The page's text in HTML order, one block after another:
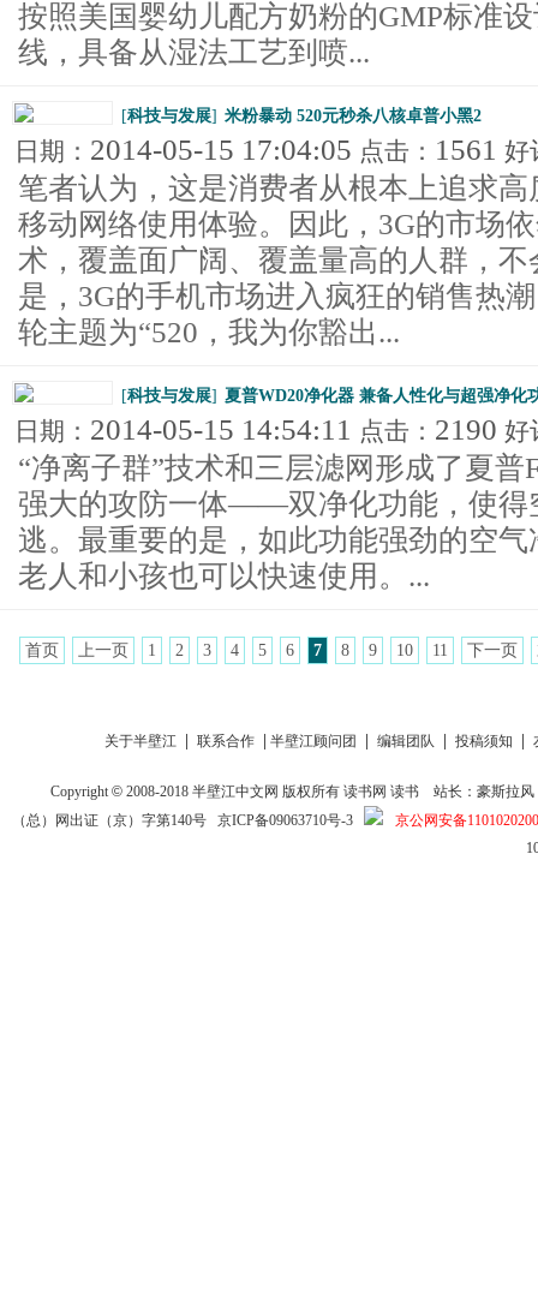
按照美国婴幼儿配方奶粉的GMP标准
线，具备从湿法工艺到喷...
[科技与发展] 米粉暴动 520元秒杀八核卓普小黑2
日期： 2014-05-15 17:04:05 点击： 1561 好
笔者认为，这是消费者从根本上追求
移动网络使用体验。因此，3G的市场
术，覆盖面广阔、覆盖量高的人群，
是，3G的手机市场进入疯狂的销售热
轮主题为“520，我为你豁出...
[科技与发展] 夏普WD20净化器 兼备人性化与超强净化
日期： 2014-05-15 14:54:11 点击： 2190 好
“净离子群”技术和三层滤网形成了夏普
强大的攻防一体——双净化功能，使得
逃。最重要的是，如此功能强劲的空
老人和小孩也可以快速使用。...
首页 上一页 1 2 3 4 5 6 7 8 9 10 11 下一页
关于半壁江 联系合作 半壁江顾问团 编辑团队 投稿须知
Copyright © 2008-2018半壁江中文网 版权所有读书网 读书
站长：豪斯拉风
（总）网出证（京）字第140号 京ICP备09063710号-3
京公网安备